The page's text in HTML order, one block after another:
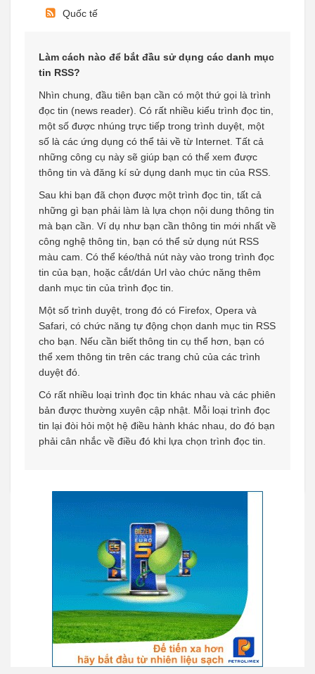
Quốc tế
Làm cách nào để bắt đầu sử dụng các danh mục
tin RSS?
Nhìn chung, đầu tiên bạn cần có một thứ gọi là trình
đọc tin (news reader). Có rất nhiều kiểu trình đọc tin,
một số được nhúng trực tiếp trong trình duyệt, một
số là các ứng dụng có thể tải về từ Internet. Tất cả
những công cụ này sẽ giúp bạn có thể xem được
thông tin và đăng kí sử dụng danh mục tin của RSS.
Sau khi bạn đã chọn được một trình đọc tin, tất cả
những gì bạn phải làm là lựa chọn nội dung thông tin
mà bạn cần. Ví dụ như bạn cần thông tin mới nhất về
công nghệ thông tin, bạn có thể sử dụng nút RSS
màu cam. Có thể kéo/thả nút này vào trong trình đọc
tin của bạn, hoặc cắt/dán Url vào chức năng thêm
danh mục tin của trình đọc tin.
Một số trình duyệt, trong đó có Firefox, Opera và
Safari, có chức năng tự động chọn danh mục tin RSS
cho bạn. Nếu cần biết thông tin cụ thể hơn, bạn có
thể xem thông tin trên các trang chủ của các trình
duyệt đó.
Có rất nhiều loại trình đọc tin khác nhau và các phiên
bản được thường xuyên cập nhật. Mỗi loại trình đọc
tin lại đòi hỏi một hệ điều hành khác nhau, do đó bạn
phải cân nhắc về điều đó khi lựa chọn trình đọc tin.